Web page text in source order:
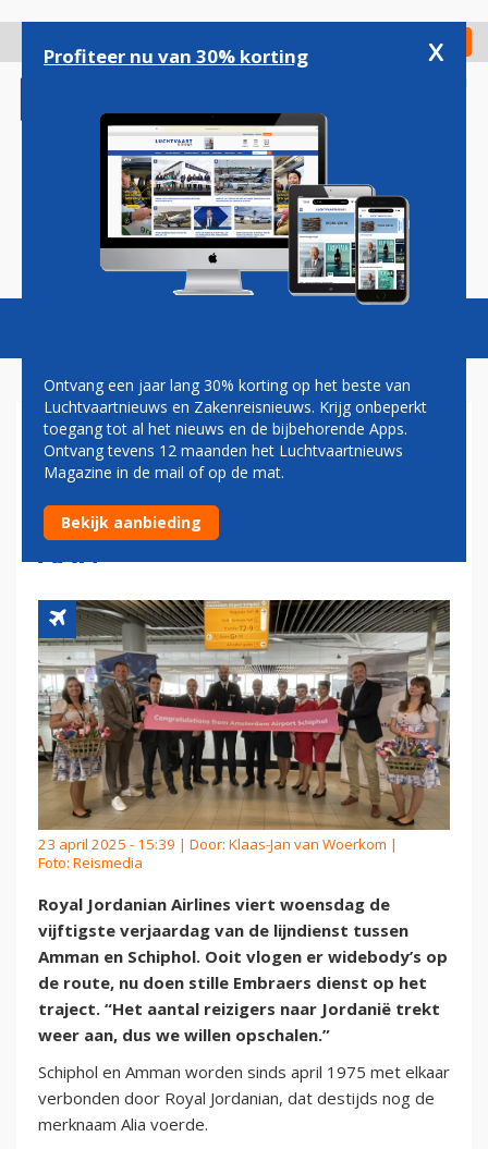
gaan
Check in
Magazine Podcasts Vacatures
ROYAL JORDANIAN HALVE
EEUW OP SCHIPHOL:
'MIDDEN-OOSTEN TREKT
AAN'
23 april 2025 - 15:39 | Door: Klaas-Jan van Woerkom |
Foto: Reismedia
Royal Jordanian Airlines viert woensdag de
vijftigste verjaardag van de lijndienst tussen
Amman en Schiphol. Ooit vlogen er widebody’s op
de route, nu doen stille Embraers dienst op het
traject. “Het aantal reizigers naar Jordanië trekt
weer aan, dus we willen opschalen.”
Schiphol en Amman worden sinds april 1975 met elkaar
verbonden door Royal Jordanian, dat destijds nog de
merknaam Alia voerde.
Profiteer nu van 30% korting x
Ontvang een jaar lang 30% korting op het beste van
Luchtvaartnieuws en Zakenreisnieuws. Krijg onbeperkt
toegang tot al het nieuws en de bijbehorende Apps.
Ontvang tevens 12 maanden het Luchtvaartnieuws
Magazine in de mail of op de mat.
Bekijk aanbieding